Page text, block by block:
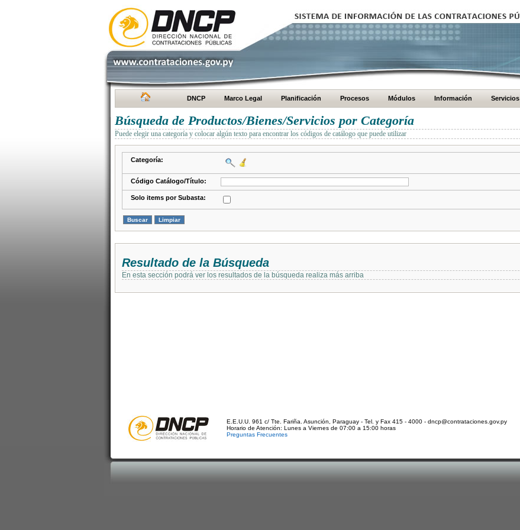
DNCP Marco Legal Planificación Procesos Módulos Información Servicios
Búsqueda de Productos/Bienes/Servicios por Categoría
Puede elegir una categoría y colocar algún texto para encontrar los códigos de catálogo que puede utilizar
Categoría:
Código Catálogo/Título:
Solo items por Subasta:
Resultado de la Búsqueda
En esta sección podrá ver los resultados de la búsqueda realiza más arriba
E.E.U.U. 961 c/ Tte. Fariña. Asunción, Paraguay - Tel. y Fax 415 - 4000 - dncp@contrataciones.gov.py
Horario de Atención: Lunes a Viernes de 07:00 a 15:00 horas
Preguntas Frecuentes